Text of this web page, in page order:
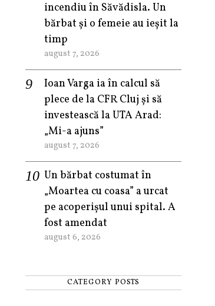
incendiu în Săvădisla. Un
bărbat și o femeie au ieșit la
timp
august 7, 2026
Ioan Varga ia în calcul să
plece de la CFR Cluj și să
investească la UTA Arad:
„Mi-a ajuns”
august 7, 2026
Un bărbat costumat în
„Moartea cu coasa” a urcat
pe acoperișul unui spital. A
fost amendat
august 6, 2026
CATEGORY POSTS